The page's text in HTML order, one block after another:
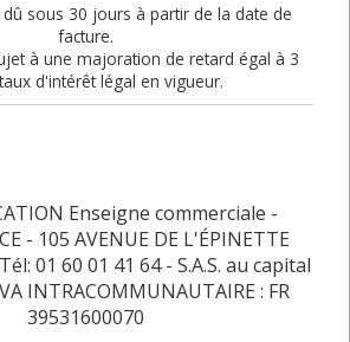
sous 30 jours à partir de la date de
facture.
à une majoration de retard égal à 3
d'intérêt légal en vigueur.
Enseigne commerciale -
- 105 AVENUE DE L'ÉPINETTE
01 60 01 41 64 - S.A.S. au capital
INTRACOMMUNAUTAIRE : FR
39531600070